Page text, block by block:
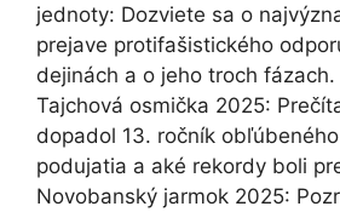
jednoty: Dozviete sa o
prejave protifašistického
dejinách a o jeho troch fázach.
Tajchová osmička 2025:
dopadol 13. ročník
podujatia a aké rekordy boli
Novobanský jarmok 2025: